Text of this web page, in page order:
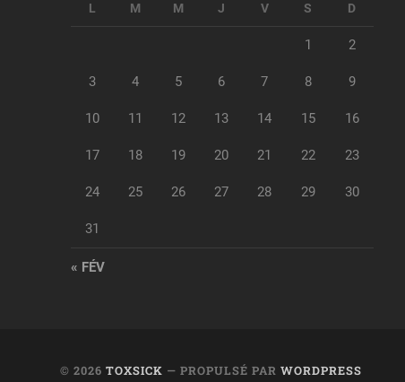
L M M J V S D
1 2
3 4 5 6 7 8 9
10 11 12 13 14 15 16
17 18 19 20 21 22 23
24 25 26 27 28 29 30
31
« FÉV
© 2026TOXSICK — PROPULSÉ PARWORDPRESS